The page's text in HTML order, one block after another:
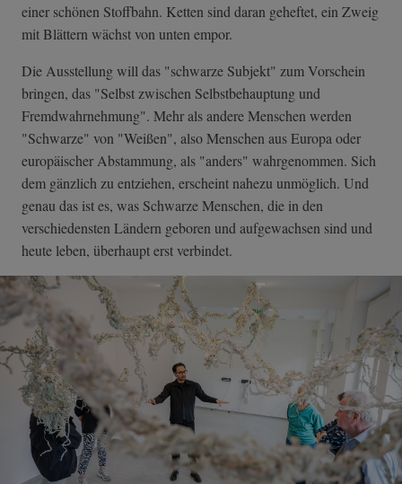
einer schönen Stoffbahn. Ketten sind daran geheftet, ein Zweig
mit Blättern wächst von unten empor.
Die Ausstellung will das "schwarze Subjekt" zum Vorschein
bringen, das "Selbst zwischen Selbstbehauptung und
Fremdwahrnehmung". Mehr als andere Menschen werden
"Schwarze" von "Weißen", also Menschen aus Europa oder
europäischer Abstammung, als "anders" wahrgenommen. Sich
dem gänzlich zu entziehen, erscheint nahezu unmöglich. Und
genau das ist es, was Schwarze Menschen, die in den
verschiedensten Ländern geboren und aufgewachsen sind und
heute leben, überhaupt erst verbindet.